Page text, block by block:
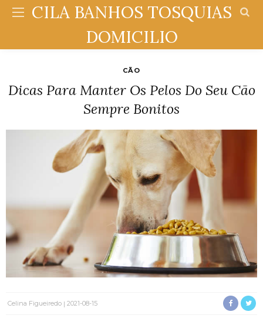
CILA BANHOS TOSQUIAS
DOMICILIO
CÃO
Dicas Para Manter Os Pelos Do Seu Cão
Sempre Bonitos
Celina Figueiredo 2021-08-15